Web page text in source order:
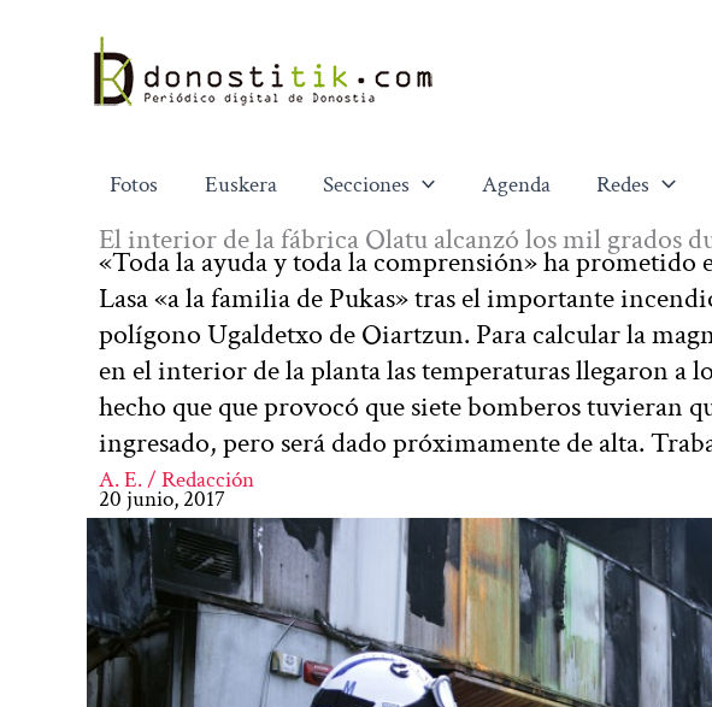
contenido
Fotos Euskera Secciones Agenda Redes
El interior de la fábrica Olatu alcanzó los mil grados
«Toda la ayuda y toda la comprensión» ha
Lasa «a la familia de Pukas» tras el importante
polígono Ugaldetxo de Oiartzun. Para calcular la
en el interior de la planta las temperaturas llegaron a
hecho que que provocó que siete bomberos tuvieran
ingresado, pero será dado próximamente de alta.
A. E. / Redacción
20 junio, 2017